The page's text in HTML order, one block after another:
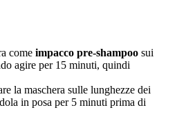
come impacco pre-shampoo sui
agire per 15 minuti, quindi
la maschera sulle lunghezze dei
in posa per 5 minuti prima di